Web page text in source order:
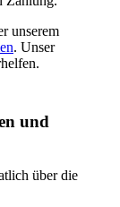
unserem
. Unser
und
über die